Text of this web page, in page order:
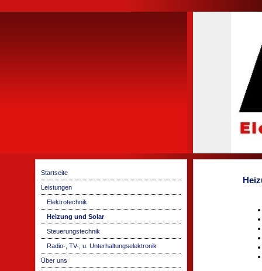
Startseite
Leistungen
Elektrotechnik
Heizung und Solar
Steuerungstechnik
Radio-, TV-, u. Unterhaltungselektronik
Über uns